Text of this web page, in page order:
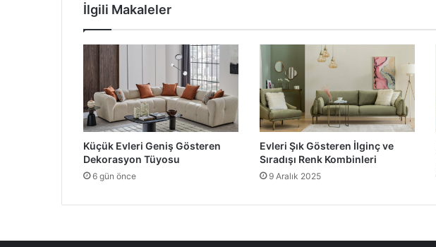
İlgili Makaleler
Küçük Evleri Geniş Gösteren
Dekorasyon Tüyosu
6 gün önce
Evleri Şık Gösteren İlginç ve
Sıradışı Renk Kombinleri
9 Aralık 2025